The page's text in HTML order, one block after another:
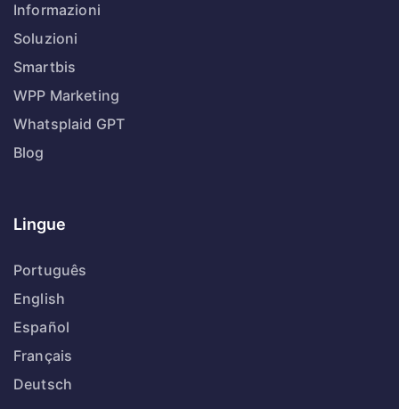
Informazioni
Soluzioni
Smartbis
WPP Marketing
Whatsplaid GPT
Blog
Lingue
Português
English
Español
Français
Deutsch